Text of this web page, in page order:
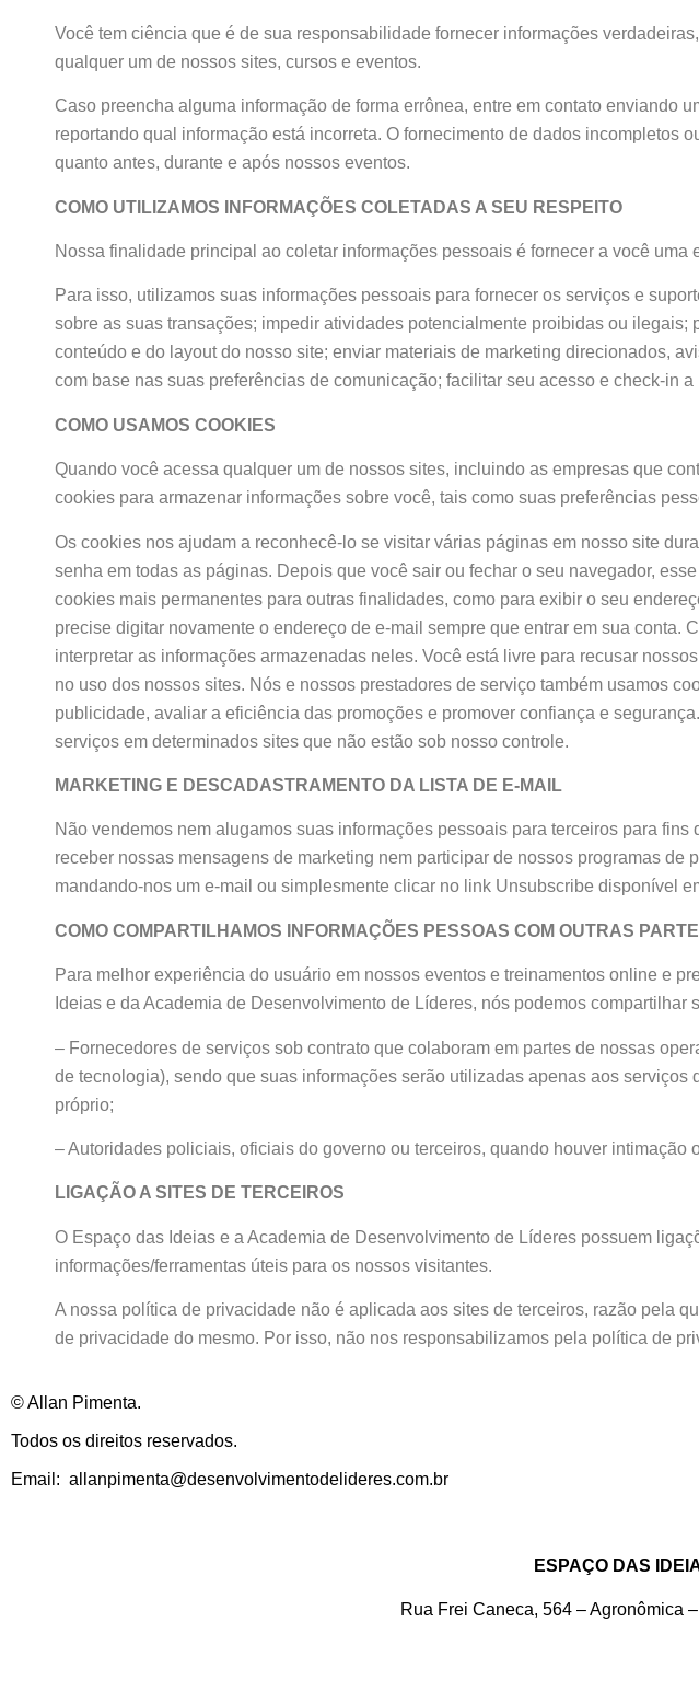
Você tem ciência que é de sua responsabilidade fornecer informações
qualquer um de nossos sites, cursos e eventos.
Caso preencha alguma informação de forma errônea, entre em contato enviando
reportando qual informação está incorreta. O fornecimento de dados incompletos
quanto antes, durante e após nossos eventos.
COMO UTILIZAMOS INFORMAÇÕES COLETADAS A SEU RESPEITO
Nossa finalidade principal ao coletar informações pessoais é fornecer a você
Para isso, utilizamos suas informações pessoais para fornecer os serviços e
sobre as suas transações; impedir atividades potencialmente proibidas ou
conteúdo e do layout do nosso site; enviar materiais de marketing direcionados,
com base nas suas preferências de comunicação; facilitar seu acesso e check-in
COMO USAMOS COOKIES
Quando você acessa qualquer um de nossos sites, incluindo as empresas que
cookies para armazenar informações sobre você, tais como suas preferências
Os cookies nos ajudam a reconhecê-lo se visitar várias páginas em nosso site
senha em todas as páginas. Depois que você sair ou fechar o seu navegador,
cookies mais permanentes para outras finalidades, como para exibir o seu
precise digitar novamente o endereço de e-mail sempre que entrar em sua conta.
interpretar as informações armazenadas neles. Você está livre para recusar
no uso dos nossos sites. Nós e nossos prestadores de serviço também usamos
publicidade, avaliar a eficiência das promoções e promover confiança e
serviços em determinados sites que não estão sob nosso controle.
MARKETING E DESCADASTRAMENTO DA LISTA DE E-MAIL
Não vendemos nem alugamos suas informações pessoais para terceiros para
receber nossas mensagens de marketing nem participar de nossos programas
mandando-nos um e-mail ou simplesmente clicar no link Unsubscribe disponível
COMO COMPARTILHAMOS INFORMAÇÕES PESSOAS COM OUTRAS
Para melhor experiência do usuário em nossos eventos e treinamentos online e
Ideias e da Academia de Desenvolvimento de Líderes, nós podemos compartilhar
– Fornecedores de serviços sob contrato que colaboram em partes de nossas
de tecnologia), sendo que suas informações serão utilizadas apenas aos
próprio;
– Autoridades policiais, oficiais do governo ou terceiros, quando houver intimação
LIGAÇÃO A SITES DE TERCEIROS
O Espaço das Ideias e a Academia de Desenvolvimento de Líderes possuem
informações/ferramentas úteis para os nossos visitantes.
A nossa política de privacidade não é aplicada aos sites de terceiros, razão pela
de privacidade do mesmo. Por isso, não nos responsabilizamos pela política de
© Allan Pimenta.
Todos os direitos reservados.
Email: allanpimenta@desenvolvimentodelideres.com.br
ESPAÇO DAS
Rua Frei Caneca, 564 – Agronômica